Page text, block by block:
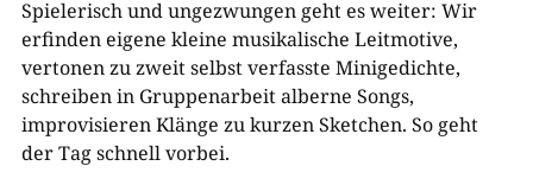
Spielerisch und ungezwungen geht es weiter: Wir
erfinden eigene kleine musikalische Leitmotive,
vertonen zu zweit selbst verfasste Minigedichte,
schreiben in Gruppenarbeit alberne Songs,
improvisieren Klänge zu kurzen Sketchen. So geht
der Tag schnell vorbei.